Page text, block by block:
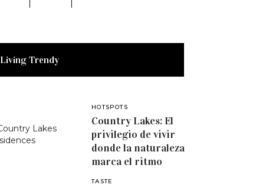
Living Trendy
HOTSPOTS
Country Lakes: El
privilegio de vivir
donde la naturaleza
marca el ritmo
TASTE